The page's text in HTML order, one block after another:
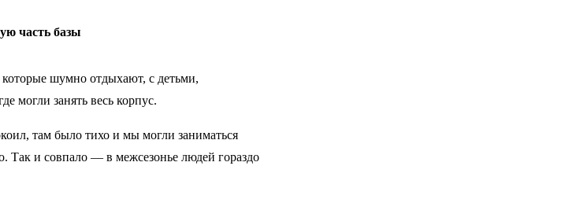
часть базы
которые шумно отдыхают, с детьми,
могли занять весь корпус.
там было тихо и мы могли заниматься
Так и совпало — в межсезонье людей гораздо